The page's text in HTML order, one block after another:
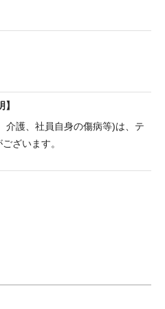
介護、社員自身の傷病等)は、テ
ざいます。